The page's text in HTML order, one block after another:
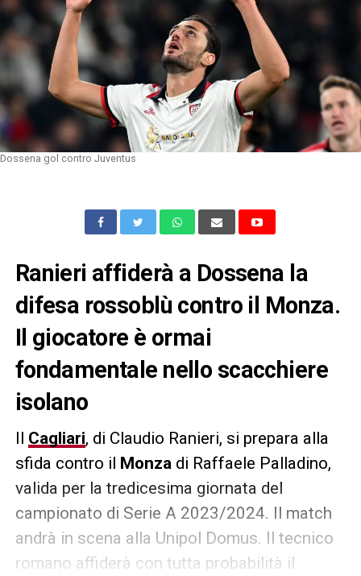
Dossena gol contro Juventus
Ranieri affiderà a Dossena la
difesa rossoblù contro il Monza.
Il giocatore è ormai
fondamentale nello scacchiere
isolano
Il Cagliari, di Claudio Ranieri, si prepara alla
sfida contro il Monza di Raffaele Palladino,
valida per la tredicesima giornata del
campionato di Serie A 2023/2024. Il match
andrà in scena alla Unipol Domus. Il tecnico
romano affiderà con tutta probabilità il